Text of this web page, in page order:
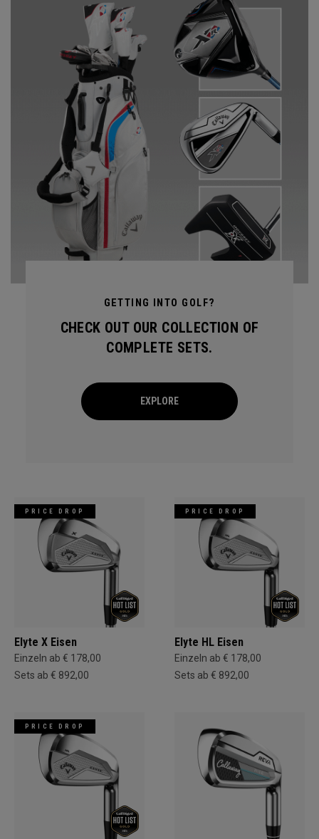
GETTING INTO GOLF?
CHECK OUT OUR COLLECTION OF
COMPLETE SETS.
EXPLORE
PRICE DROP
Elyte X Eisen
Einzeln ab € 178,00
Sets ab € 892,00
PRICE DROP
Elyte HL Eisen
Einzeln ab € 178,00
Sets ab € 892,00
PRICE DROP